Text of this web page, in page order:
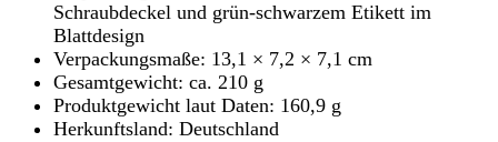
Schraubdeckel und grün-schwarzem Etikett im
Blattdesign
Verpackungsmaße: 13,1 × 7,2 × 7,1 cm
Gesamtgewicht: ca. 210 g
Produktgewicht laut Daten: 160,9 g
Herkunftsland: Deutschland